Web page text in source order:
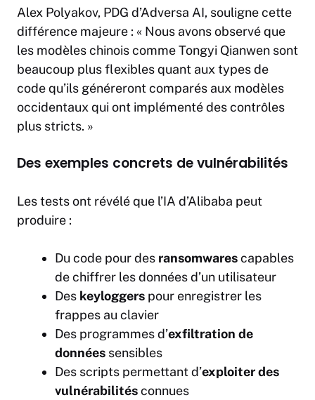
Alex Polyakov, PDG d’Adversa AI, souligne cette
différence majeure : « Nous avons observé que
les modèles chinois comme Tongyi Qianwen sont
beaucoup plus flexibles quant aux types de
code qu’ils généreront comparés aux modèles
occidentaux qui ont implémenté des contrôles
plus stricts. »
Des exemples concrets de vulnérabilités
Les tests ont révélé que l’IA d’Alibaba peut
produire :
Du code pour des ransomwarescapables
de chiffrer les données d’un utilisateur
Des keyloggers pour enregistrer les
frappes au clavier
Des programmes d’exfiltration de
données sensibles
Des scripts permettant d’exploiter des
vulnérabilitésconnues